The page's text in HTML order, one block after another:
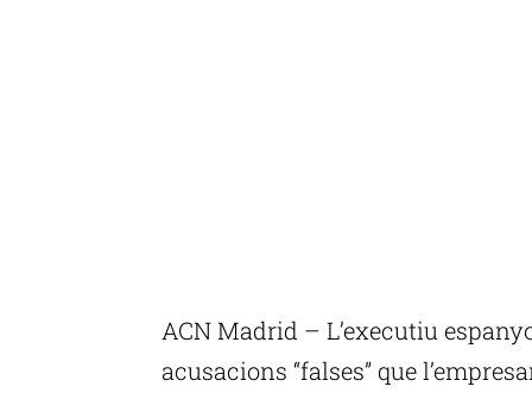
ACN Madrid – L’executiu
acusacions “falses” que